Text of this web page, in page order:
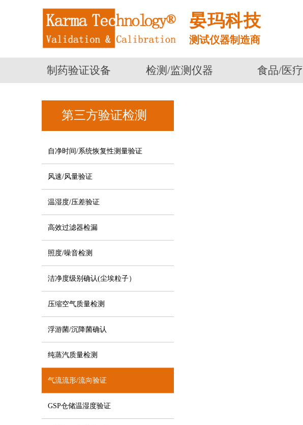
制药验证设备 检测/监测仪器 食品/医疗
晏玛科技
测试仪器制造商
第三方验证检测
自净时间/系统恢复性测量验证
风速/风量验证
温湿度/压差验证
高效过滤器检漏
照度/噪音检测
洁净度级别确认(尘埃粒子）
压缩空气质量检测
浮游菌/沉降菌确认
纯蒸汽质量检测
气流流形/流向验证
GSP仓储温湿度验证